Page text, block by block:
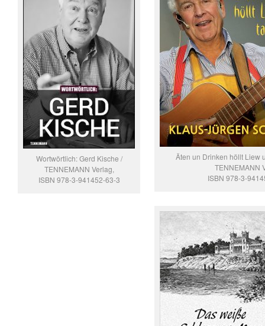
Wortwörtlich: Gerd Kische /
TENNEMANN Verlag,
ISBN 978-3-941452-63-3
Äten un Drinken höllt Liew
TENNEMANN
ISBN 978-3-